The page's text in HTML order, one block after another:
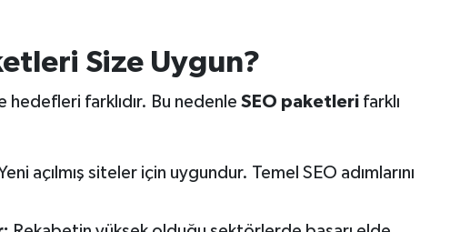
Size Uygun?
hedefleri farklıdır. Bu nedenle SEO paketlerifarklı
açılmış siteler için uygundur. Temel SEO adımlarını